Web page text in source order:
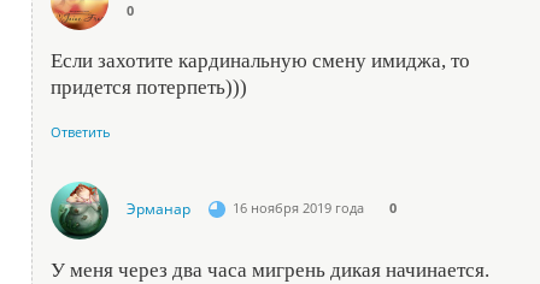
0
Если захотите кардинальную смену имиджа, то
придется потерпеть)))
Ответить
Эрманар 16 ноября 2019 года 0
У меня через два часа мигрень дикая начинается.